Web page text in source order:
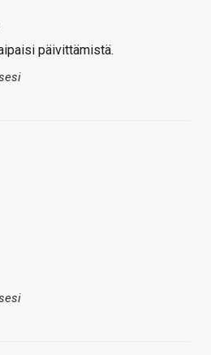
päivittämistä.